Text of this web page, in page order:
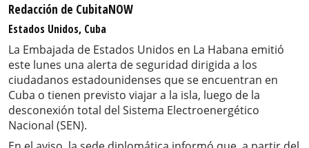
Redacción de CubitaNOW
Estados Unidos, Cuba
La Embajada de Estados Unidos en La Habana emitió
este lunes una alerta de seguridad dirigida a los
ciudadanos estadounidenses que se encuentran en
Cuba o tienen previsto viajar a la isla, luego de la
desconexión total del Sistema Electroenergético
Nacional (SEN).